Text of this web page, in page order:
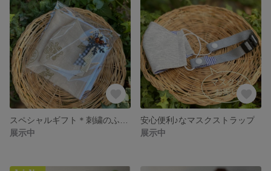
展示中
安心便利♪なマスクストラップ
展示中